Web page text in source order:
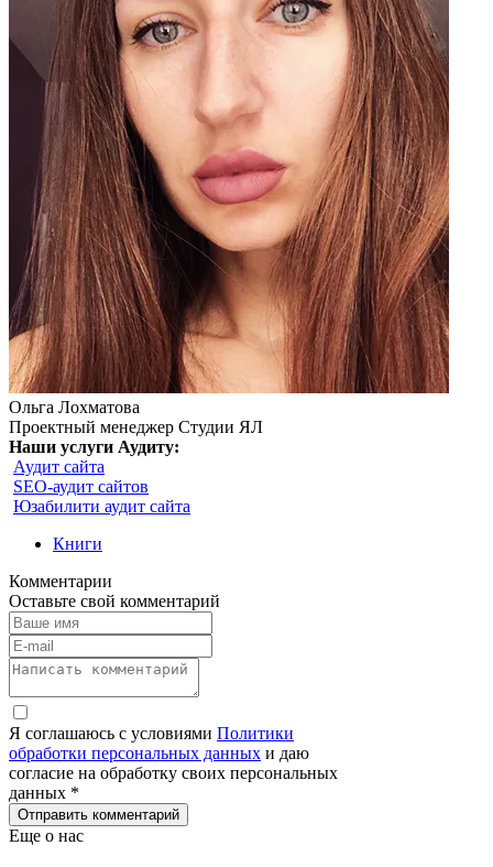
Ольга Лохматова
Проектный менеджер Студии ЯЛ
Наши услуги Аудиту:
Аудит сайта
SEO-аудит сайтов
Юзабилити аудит сайта
Книги
Комментарии
Оставьте свой комментарий
Я соглашаюсь с условиями Политики
обработки персональных данных и даю
согласие на обработку своих персональных
данных *
Отправить комментарий
Еще о нас